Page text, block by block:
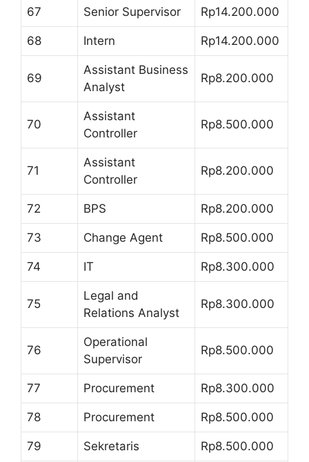
67 Senior Supervisor Rp14.200.000
68 Intern Rp14.200.000
69
Assistant Business
Analyst
Rp8.200.000
70
Assistant
Controller
Rp8.500.000
71
Assistant
Controller
Rp8.200.000
72 BPS Rp8.200.000
73 Change Agent Rp8.500.000
74 IT Rp8.300.000
75
Legal and
Relations Analyst
Rp8.300.000
76
Operational
Supervisor
Rp8.500.000
77 Procurement Rp8.300.000
78 Procurement Rp8.500.000
79 Sekretaris Rp8.500.000